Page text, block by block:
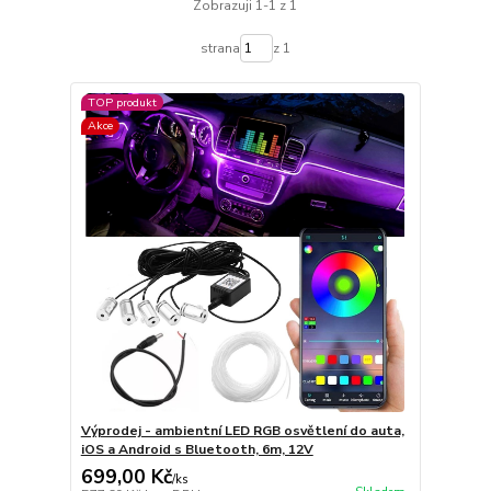
Zobrazuji 1-1 z 1
strana z 1
TOP produkt
Akce
Výprodej - ambientní LED RGB osvětlení do auta,
iOS a Android s Bluetooth, 6m, 12V
699,00 Kč/ks